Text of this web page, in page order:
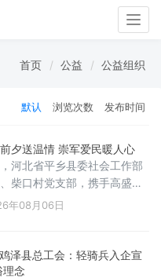
首页 公益 公益组织
默认 浏览次数 发布时间
夕送温情 崇军爱民暖人心
河北省平乡县委社会工作部
柴口村党支部，携手高盛老
队长张会申带领下，深入乡
问、义务便民服务与国防教
务活动现场，老兵志愿者分
，集中开展了免费理发、健
年08月06日
泽县总工会：轻骑兵入企宣
理念